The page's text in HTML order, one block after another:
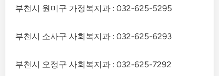
부천시 원미구 가정복지과 : 032-625-5295
부천시 소사구 사회복지과 : 032-625-6293
부천시 오정구 사회복지과 : 032-625-7292